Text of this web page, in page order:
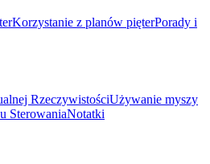
Korzystanie z planów pięterPorady i
RzeczywistościUżywanie myszy
SterowaniaNotatki